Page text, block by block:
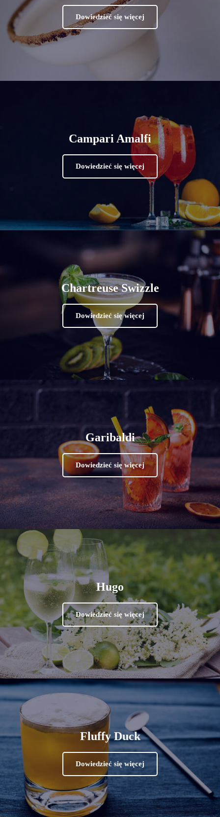
Dowiedzieć się więcej
Campari Amalfi
Dowiedzieć się więcej
Chartreuse Swizzle
Dowiedzieć się więcej
Garibaldi
Dowiedzieć się więcej
Hugo
Dowiedzieć się więcej
Fluffy Duck
Dowiedzieć się więcej